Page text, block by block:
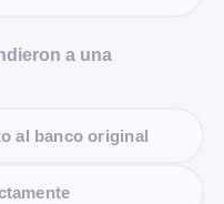
a una
al banco original